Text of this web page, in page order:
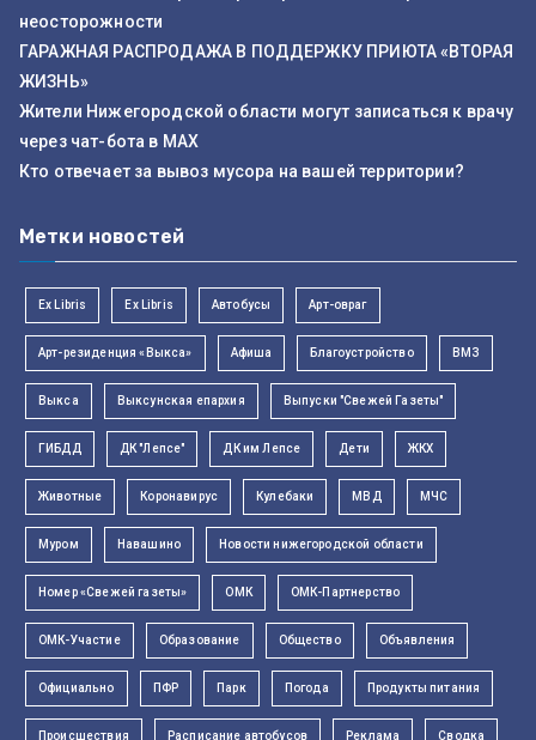
неосторожности
ГАРАЖНАЯ РАСПРОДАЖА В ПОДДЕРЖКУ ПРИЮТА «ВТОРАЯ
ЖИЗНЬ»
Жители Нижегородской области могут записаться к врачу
через чат-бота в MAX
Кто отвечает за вывоз мусора на вашей территории?
Метки новостей
Ex Libris Ex Libris Автобусы Арт-овраг
Арт-резиденция «Выкса» Афиша Благоустройство ВМЗ
Выкса Выксунская епархия Выпуски "Свежей Газеты"
ГИБДД ДК "Лепсе" ДК им Лепсе Дети ЖКХ
Животные Коронавирус Кулебаки МВД МЧС
Муром Навашино Новости нижегородской области
Номер «Свежей газеты» ОМК ОМК-Партнерство
ОМК-Участие Образование Общество Объявления
Официально ПФР Парк Погода Продукты питания
Происшествия Расписание автобусов Реклама Сводка